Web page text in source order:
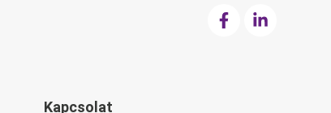
Kapcsolat